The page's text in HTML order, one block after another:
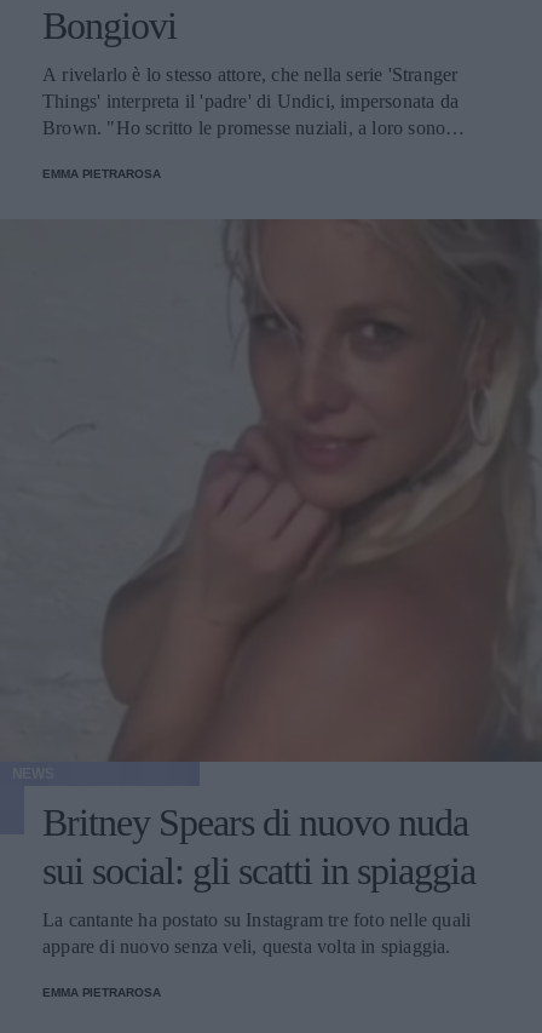
Bongiovi
A rivelarlo è lo stesso attore, che nella serie 'Stranger
Things' interpreta il 'padre' di Undici, impersonata da
Brown. "Ho scritto le promesse nuziali, a loro sono
EMMA PIETRAROSA
Britney Spears di nuovo nuda
sui social: gli scatti in spiaggia
La cantante ha postato su Instagram tre foto nelle quali
appare di nuovo senza veli, questa volta in spiaggia.
EMMA PIETRAROSA